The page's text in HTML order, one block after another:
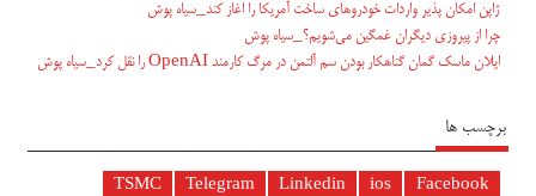
ژاپن امکان پذیر واردات خودروهای ساخت آمریکا را اغاز کند_سیاه پوش
چرا از پیروزی دیگران غمگین می‌شویم؟_سیاه پوش
ایلان ماسک گمان گناهکار بودن سم آلتمن در مرگ کارمند OpenAI را نقل کرد_سیاه پوش
برچسب ها
Facebook
ios
Linkedin
Telegram
TSMC